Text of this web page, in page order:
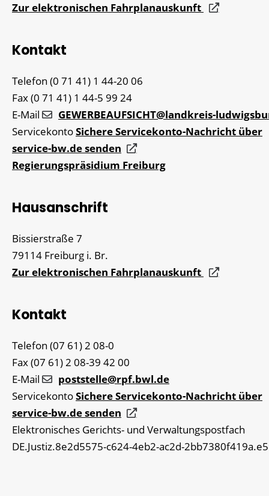
Zur elektronischen Fahrplanauskunft
Kontakt
Telefon (0 71 41) 1 44-20 06
Fax(0 71 41) 1 44-5 99 24
E-Mail
GEWERBEAUFSICHT@landkreis-
ServicekontoSichere Servicekonto-Nachricht über
service-bw.de senden
Regierungspräsidium Freiburg
Hausanschrift
Bissierstraße 7
79114 Freiburg i. Br.
Zur elektronischen Fahrplanauskunft
Kontakt
Telefon (07 61) 2 08-0
Fax(07 61) 2 08-39 42 00
E-Mail
poststelle@rpf.bwl.de
ServicekontoSichere Servicekonto-Nachricht über
service-bw.de senden
Elektronisches Gerichts- und Verwaltungspostfach
DE.Justiz.8e2d5575-c624-4eb2-ac2d-